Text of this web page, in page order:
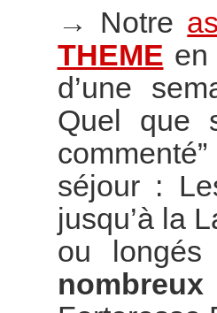
→ Notre
THEME en
d’une
Quel que
séjour :
jusqu’à la
ou